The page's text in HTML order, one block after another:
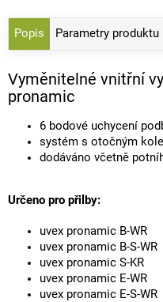
Popis Parametry produktu
Vyměnitelné vnitřní
pronamic
6 bodové uchycení
systém s otočným
dodáváno včetně
Určeno pro přilby:
uvex pronamic B-WR
uvex pronamic B-S-WR
uvex pronamic S-KR
uvex pronamic E-WR
uvex pronamic E-S-WR